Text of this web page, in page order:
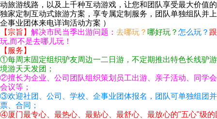
动旅游线路，以及上千种互动游戏，让您和团队享受最大价值
独家定制互动式旅游方案，享专属定制服务 ，团队单独组队并
企事业团体来电详询活动方案 ）
【宗旨】 解决市民当季出游问题： 去哪玩？ 哪好玩？ 怎么玩？
玩,而不是去哪儿玩 ！
【服务】
①每周末固定组织驴友周边一二日游，不定期推出特色长线驴游
境游天天发团；
②擅长为企业、公司团队组织策划员工出游、 亲子活动 、同学会
会议等；
③欢迎社团、公司、学校、企事业团体报名，团队可单独组团
票、合同；
④厦门最专心 最热心 最贴心、 最舒心 最放心的"五心"级的